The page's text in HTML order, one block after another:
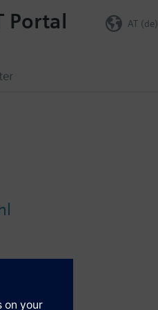
Portal AT (de)
Luftvolumenstrom, Luftqualität etc.